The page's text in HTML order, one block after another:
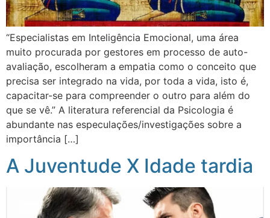
“Especialistas em Inteligência Emocional, uma área
muito procurada por gestores em processo de auto-
avaliação, escolheram a empatia como o conceito que
precisa ser integrado na vida, por toda a vida, isto é,
capacitar-se para compreender o outro para além do
que se vê.” A literatura referencial da Psicologia é
abundante nas especulações/investigações sobre a
importância […]
A Juventude X Idade tardia